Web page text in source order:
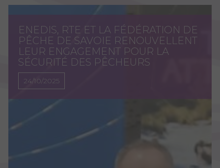
ENEDIS, RTE ET LA FÉDÉRATION DE
PÊCHE DE SAVOIE RENOUVELLENT
LEUR ENGAGEMENT POUR LA
SÉCURITÉ DES PÊCHEURS
24/10/2025